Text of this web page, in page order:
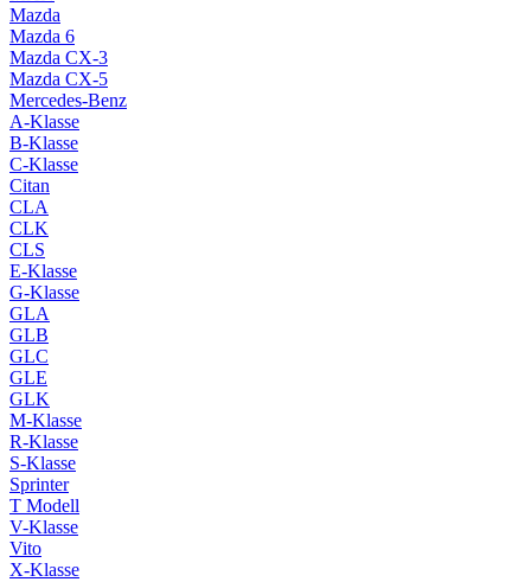
Mazda
Mazda 6
Mazda CX-3
Mazda CX-5
Mercedes-Benz
A-Klasse
B-Klasse
C-Klasse
Citan
CLA
CLK
CLS
E-Klasse
G-Klasse
GLA
GLB
GLC
GLE
GLK
M-Klasse
R-Klasse
S-Klasse
Sprinter
T Modell
V-Klasse
Vito
X-Klasse